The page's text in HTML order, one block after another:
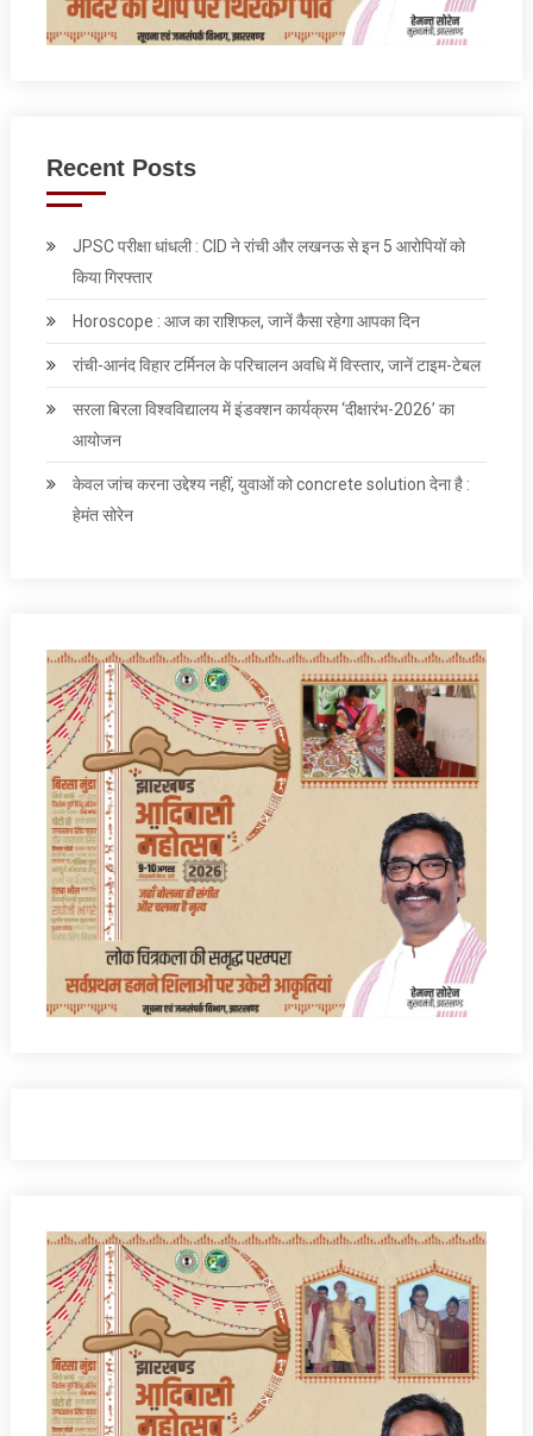
Recent Posts
JPSC परीक्षा धांधली : CID ने रांची और लखनऊ से इन 5 आरोपियों को
किया गिरफ्तार
Horoscope : आज का राशिफल, जानें कैसा रहेगा आपका दिन
रांची-आनंद विहार टर्मिनल के परिचालन अवधि में विस्तार, जानें टाइम-टेबल
सरला बिरला विश्वविद्यालय में इंडक्शन कार्यक्रम ‘दीक्षारंभ-2026’ का
आयोजन
केवल जांच करना उद्देश्‍य नहीं, युवाओं को concrete solution देना है :
हेमंत सोरेन